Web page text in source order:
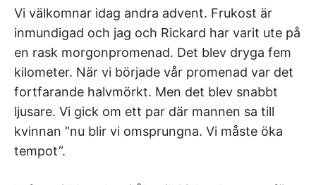
Vi välkomnar idag andra advent. Frukost är
inmundigad och jag och Rickard har varit ute på
en rask morgonpromenad. Det blev dryga fem
kilometer. När vi började vår promenad var det
fortfarande halvmörkt. Men det blev snabbt
ljusare. Vi gick om ett par där mannen sa till
kvinnan ”nu blir vi omsprungna. Vi måste öka
tempot”.